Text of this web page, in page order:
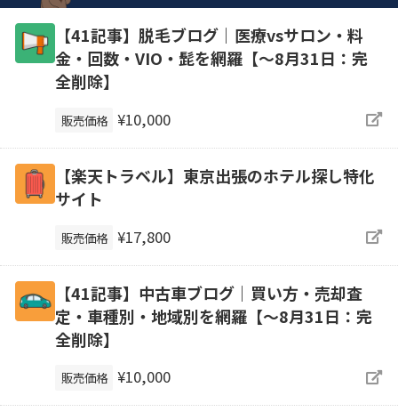
【41記事】脱毛ブログ｜医療vsサロン・料
金・回数・VIO・髭を網羅【～8月31日：完
全削除】
販売価格 ¥10,000
【楽天トラベル】東京出張のホテル探し特化
サイト
販売価格 ¥17,800
【41記事】中古車ブログ｜買い方・売却査
定・車種別・地域別を網羅【～8月31日：完
全削除】
販売価格 ¥10,000